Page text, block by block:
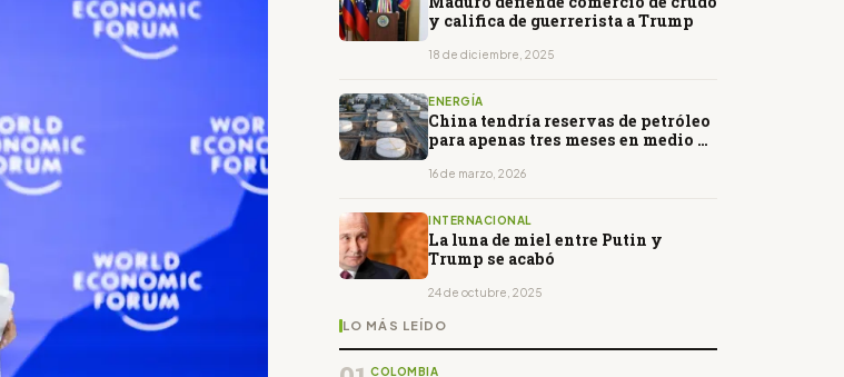
y califica de guerrerista a Trump
18 de diciembre, 2025
ENERGÍA
China tendría reservas de petróleo
para apenas tres meses en medio de
16 de marzo, 2026
INTERNACIONAL
La luna de miel entre Putin y
Trump se acabó
24 de octubre, 2025
LO MÁS LEÍDO
COLOMBIA